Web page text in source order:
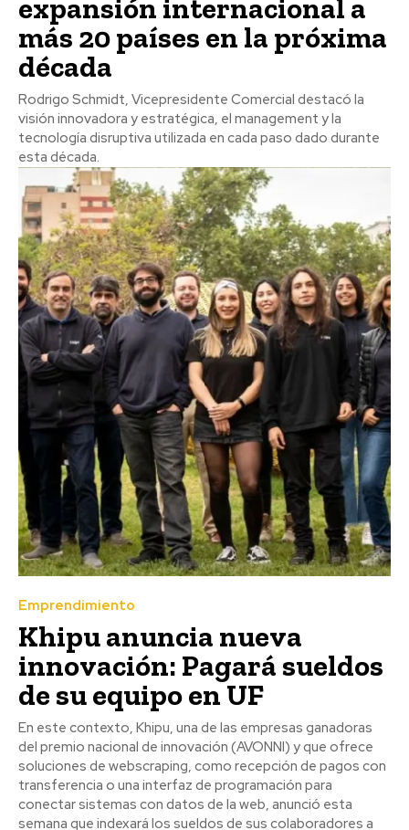
expansión internacional a
más 20 países en la próxima
década
Rodrigo Schmidt, Vicepresidente Comercial destacó la
visión innovadora y estratégica, el management y la
tecnología disruptiva utilizada en cada paso dado durante
esta década.
Emprendimiento
Khipu anuncia nueva
innovación: Pagará sueldos
de su equipo en UF
En este contexto, Khipu, una de las empresas ganadoras
del premio nacional de innovación (AVONNI) y que ofrece
soluciones de webscraping, como recepción de pagos con
transferencia o una interfaz de programación para
conectar sistemas con datos de la web, anunció esta
semana que indexará los sueldos de sus colaboradores a